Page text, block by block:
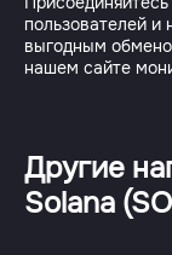
пользователей
выгодным
Другие
Solana